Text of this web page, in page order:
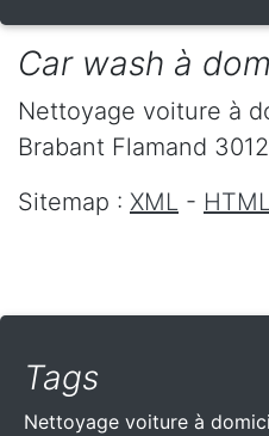
Car wash à
Nettoyage voiture à
Brabant Flamand 3012
Sitemap : XML -
Tags
Nettoyage voiture à